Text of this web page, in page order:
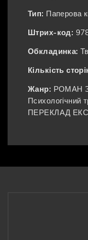
Тип: Паперова
Штрих-код:
Обкладинка:
Кількість
Жанр: РОМАН
Психологічний
ПЕРЕКЛАД